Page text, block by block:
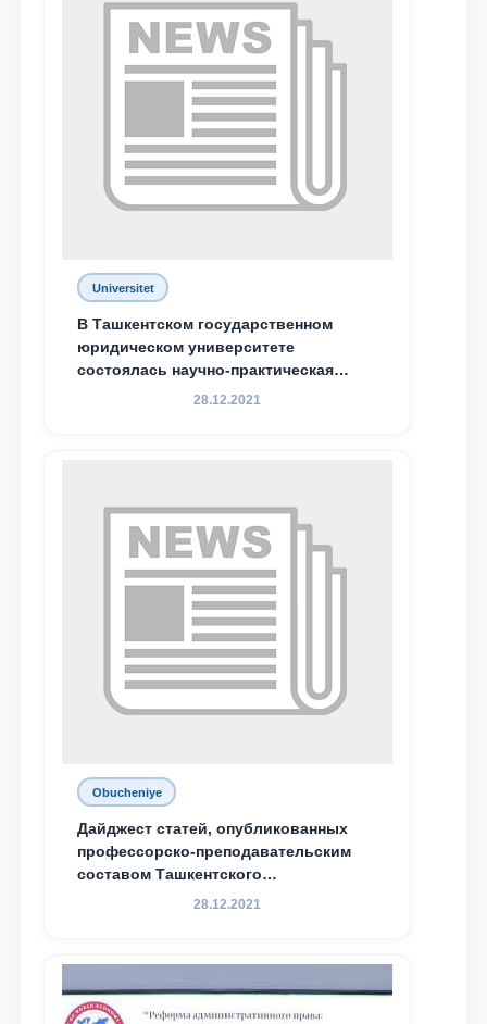
Universitet
В Ташкентском государственном
юридическом университете
состоялась научно-практическая
конференция магистрантов
28.12.2021
Obucheniye
Дайджест статей, опубликованных
профессорско-преподавательским
составом Ташкентского
государственного юридического
доведения до международного
сообщества результатов реформ и
исследований в сфере
28.12.2021